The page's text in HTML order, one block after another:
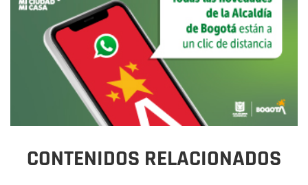
CONTENIDOS RELACIONADOS